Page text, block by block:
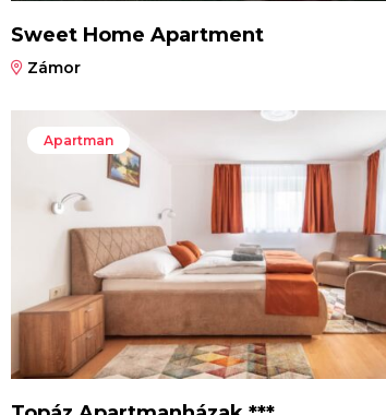
Sweet Home Apartment
Zámor
Apartman